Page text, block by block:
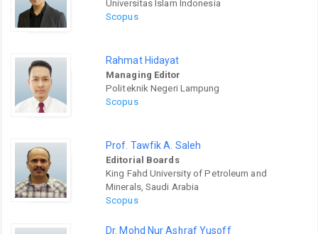
Universitas Islam Indonesia
Scopus
Rahmat Hidayat
Managing Editor
Politeknik Negeri Lampung
Scopus
Prof. Tawfik A. Saleh
Editorial Boards
King Fahd University of Petroleum and
Minerals, Saudi Arabia
Scopus
Dr. Mohd Nur Ashraf Yusoff